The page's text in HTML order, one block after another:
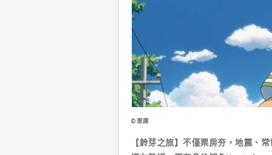
©車庫
【鈴芽之旅】不僅票房夯，地震、